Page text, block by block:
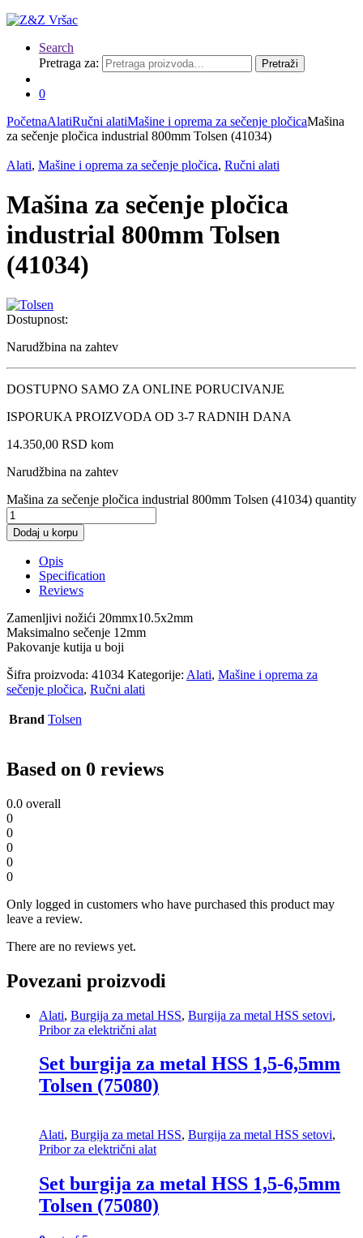
Search
Pretraga za:
Pretraži
0
PočetnaAlatiRučni alatiMašine i oprema za sečenje pločicaMašina
za sečenje pločica industrial 800mm Tolsen (41034)
Alati, Mašine i oprema za sečenje pločica, Ručni alati
Mašina za sečenje pločica
industrial 800mm Tolsen
(41034)
Dostupnost:
Narudžbina na zahtev
DOSTUPNO SAMO ZA ONLINE PORUCIVANJE
ISPORUKA PROIZVODA OD 3-7 RADNIH DANA
14.350,00 RSD kom
Narudžbina na zahtev
Mašina za sečenje pločica industrial 800mm Tolsen (41034) quantity
Dodaj u korpu
Opis
Specification
Reviews
Zamenljivi nožići 20mmx10.5x2mm
Maksimalno sečenje 12mm
Pakovanje kutija u boji
Šifra proizvoda: 41034 Kategorije: Alati, Mašine i oprema za
sečenje pločica, Ručni alati
Brand Tolsen
Based on 0 reviews
0.0 overall
0
0
0
0
0
Only logged in customers who have purchased this product may
leave a review.
There are no reviews yet.
Povezani proizvodi
Alati, Burgija za metal HSS, Burgija za metal HSS setovi,
Pribor za električni alat
Set burgija za metal HSS 1,5-6,5mm
Tolsen (75080)
Alati, Burgija za metal HSS, Burgija za metal HSS setovi,
Pribor za električni alat
Set burgija za metal HSS 1,5-6,5mm
Tolsen (75080)